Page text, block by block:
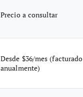
Precio a consultar
Desde $36/mes (facturado
anualmente)